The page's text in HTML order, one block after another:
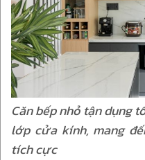
Căn bếp nhỏ tận dụng
lớp cửa kính, mang
tích cực